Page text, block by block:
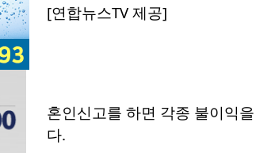
[연합뉴스TV 제공]
혼인신고를 하면 각종 불이익
다.